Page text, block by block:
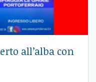
all’alba con